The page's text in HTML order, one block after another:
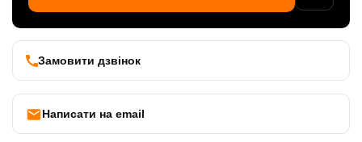
Замовити дзвінок
Написати на email